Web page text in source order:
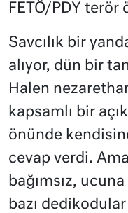
FETÖ/PDY terör
Savcılık bir
alıyor, dün bir
Halen
kapsamlı bir
önünde
cevap verdi.
bağımsız,
bazı dedikodular